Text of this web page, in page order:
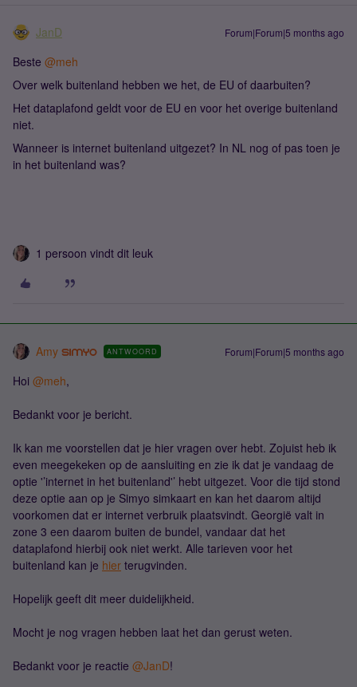
JanD Forum|Forum|5 months ago
Beste ​ @meh
Over welk buitenland hebben we het, de EU of daarbuiten?
Het dataplafond geldt voor de EU en voor het overige buitenland
niet.
Wanneer is internet buitenland uitgezet? In NL nog of pas toen je
in het buitenland was?
1 persoon vindt dit leuk
Amy ANTWOORD Forum|Forum|5 months ago
Hoi ​ @meh,
Bedankt voor je bericht.
Ik kan me voorstellen dat je hier vragen over hebt. Zojuist heb ik
even meegekeken op de aansluiting en zie ik dat je vandaag de
optie '’internet in het buitenland'’ hebt uitgezet. Voor die tijd stond
deze optie aan op je Simyo simkaart en kan het daarom altijd
voorkomen dat er internet verbruik plaatsvindt. Georgië valt in
zone 3 een daarom buiten de bundel, vandaar dat het
dataplafond hierbij ook niet werkt. Alle tarieven voor het
buitenland kan je hier terugvinden.
Hopelijk geeft dit meer duidelijkheid.
Mocht je nog vragen hebben laat het dan gerust weten.
Bedankt voor je r​eactie @JanD!